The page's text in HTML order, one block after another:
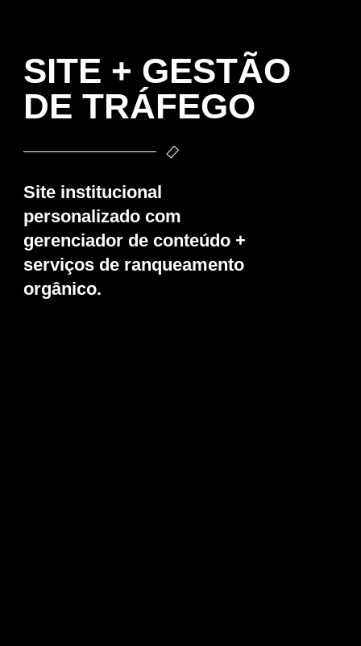
SITE + GESTÃO
DE TRÁFEGO
Site institucional
personalizado com
gerenciador de conteúdo +
serviços de ranqueamento
orgânico.